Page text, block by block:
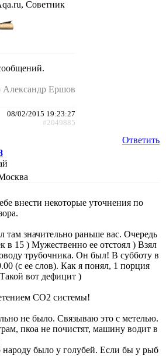
Советник
Александр Ершов
08/02/2015 19:23:27
#2049885
Ответить
внести некоторые уточнения по
значительно раньше вас. Очередь
в 15 ) Мужественно ее отстоял ) Взял
трубочника. Он был! В субботу в
(с ее слов). Как я понял, 1 порция
вот дефицит )
CO2 системы!
не было. Связываю это с метелью.
пкоа не почистят, машину водит в
было у голубей. Если бы у рыб